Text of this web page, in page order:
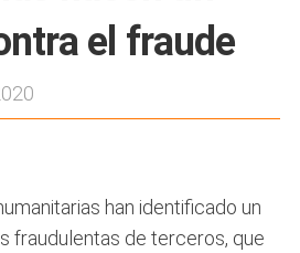
el fraude
han identificado un
fraudulentas de terceros, que